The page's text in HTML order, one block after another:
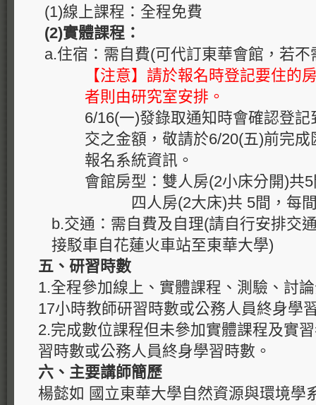
(1)線上課程：全程免費
(2)實體課程：
a.住宿：需自費(可代訂東華會館，若
【注意】請於報名時登記要住的
者則由研究室安排。
6/16(一)發錄取通知時會確認登
交之金額，敬請於6/20(五)前完
報名系統資訊。
會館房型：雙人房(2小床分開)共
四人房(2大床)共 5間，每
b.交通：需自費及自理(請自行安排交
接駁車自花蓮火車站至東華大學)
五、研習時數
1.全程參加線上、實體課程、測驗、討
17小時教師研習時數或公務人員終身學
2.完成數位課程但未參加實體課程及實
習時數或公務人員終身學習時數。
六、主要講師簡歷
楊懿如 國立東華大學自然資源與環境學